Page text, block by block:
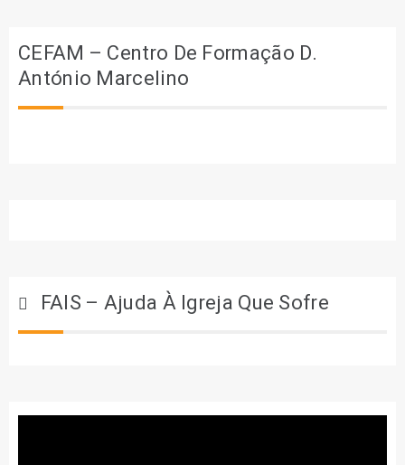
CEFAM – Centro De Formação D.
António Marcelino
FAIS – Ajuda À Igreja Que Sofre